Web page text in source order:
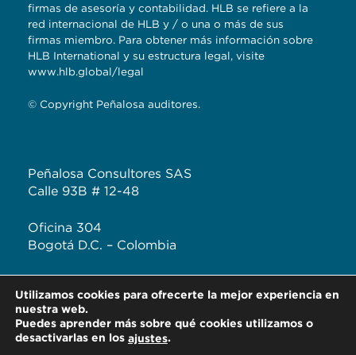
firmas de asesoría y contabilidad. HLB se refiere a la
red internacional de HLB y / o una o más de sus
firmas miembro. Para obtener más información sobre
HLB International y su estructura legal, visite
www.hlb.global/legal
© Copyright Peñalosa auditores.
Peñalosa Consultores SAS
Calle 93B # 12-48
Oficina 304
Bogotá D.C. – Colombia
F: +57 313 444 3232
Utilizamos cookies para ofrecerte la mejor experiencia en
nuestra web.
Puedes aprender más sobre qué cookies utilizamos o
desactivarlas en los ajustes.